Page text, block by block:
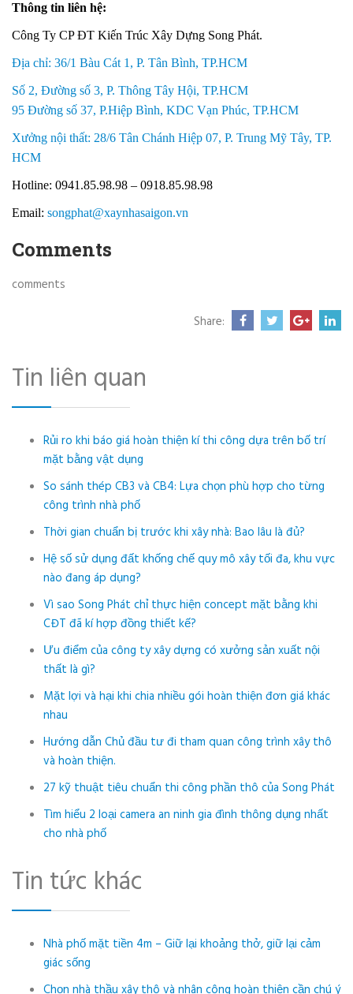
Thông tin liên hệ:
Công Ty CP ĐT Kiến Trúc Xây Dựng Song Phát.
Địa chỉ: 36/1 Bàu Cát 1, P. Tân Bình, TP.HCM
Số 2, Đường số 3, P. Thông Tây Hội, TP.HCM
95 Đường số 37, P.Hiệp Bình, KDC Vạn Phúc, TP.HCM
Xưởng nội thất: 28/6 Tân Chánh Hiệp 07, P. Trung Mỹ Tây, TP.
HCM
Hotline: 0941.85.98.98 – 0918.85.98.98
Email: songphat@xaynhasaigon.vn
Comments
comments
Share:
Tin liên quan
Rủi ro khi báo giá hoàn thiện kí thi công dựa trên bố trí
mặt bằng vật dụng
So sánh thép CB3 và CB4: Lựa chọn phù hợp cho từng
công trình nhà phố
Thời gian chuẩn bị trước khi xây nhà: Bao lâu là đủ?
Hệ số sử dụng đất khống chế quy mô xây tối đa, khu vực
nào đang áp dụng?
Vì sao Song Phát chỉ thực hiện concept mặt bằng khi
CĐT đã kí hợp đồng thiết kế?
Ưu điểm của công ty xây dựng có xưởng sản xuất nội
thất là gì?
Mặt lợi và hại khi chia nhiều gói hoàn thiện đơn giá khác
nhau
Hướng dẫn Chủ đầu tư đi tham quan công trình xây thô
và hoàn thiện.
27 kỹ thuật tiêu chuẩn thi công phần thô của Song Phát
Tìm hiểu 2 loại camera an ninh gia đình thông dụng nhất
cho nhà phố
Tin tức khác
Nhà phố mặt tiền 4m – Giữ lại khoảng thở, giữ lại cảm
giác sống